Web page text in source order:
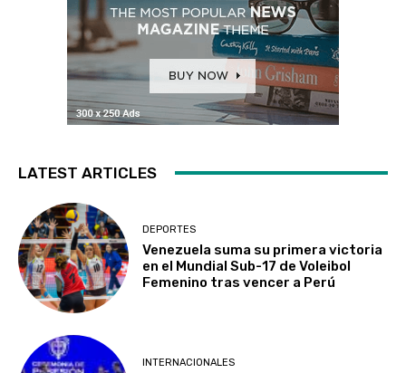
LATEST ARTICLES
DEPORTES
Venezuela suma su primera victoria
en el Mundial Sub-17 de Voleibol
Femenino tras vencer a Perú
INTERNACIONALES